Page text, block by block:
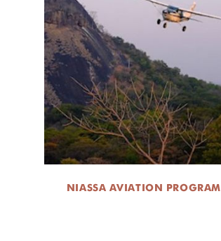
NIASSA AVIATION PROGRAM